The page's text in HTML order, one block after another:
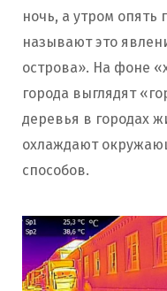
ночь, а утром опять
называют это
острова». На фоне
города выглядят
деревья в городах
охлаждают
способов.